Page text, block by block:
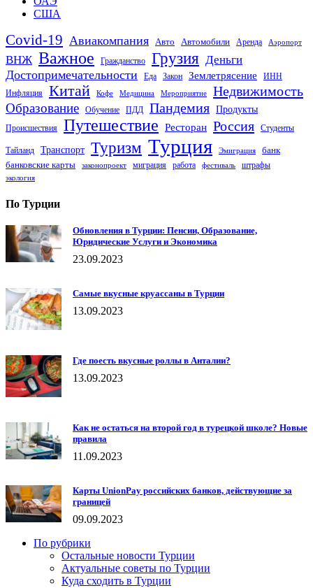
США
Covid-19 Авиакомпания Авто Автомобили Аренда Аэропорт
ВНЖ Важное Гражданство Грузия Деньги
Достопримечательности
Еда Закон Землетрясение
ИНН
Инфляция
Китай Кофе Медицина Мероприятие Недвижимость
Образование Обучение ПДД Пандемия Продукты
Происшествия Путешествие Ресторан Россия Студенты
Тайланд Транспорт Туризм Турция Эмиграция
банк
банковские карты
законопроект миграция работа фестиваль штрафы
экология
По Турции
Обновления в Турции: Пенсии, Образование,
Юридические Услуги и Экономика
23.09.2023
Самые вкусные круассаны в Турции
13.09.2023
Где поесть вкусные роллы в Анталии?
13.09.2023
Как не остаться на второй год в турецкой школе? Новые
правила
11.09.2023
Карты UnionPay российских банков, действующие за
границей
09.09.2023
По рубрики
Остальные новости Турции
Актуальные советы по Турции
Куда сходить в Турции